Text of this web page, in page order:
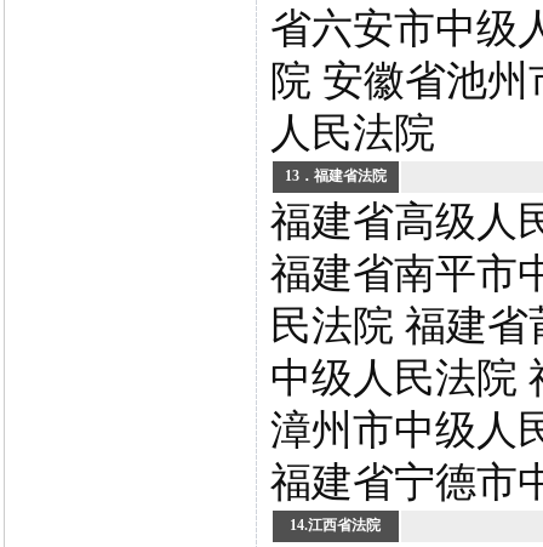
省六安市中级
院 安徽省池
人民法院
13．福建省法院
福建省高级人
福建省南平市
民法院 福建
中级人民法院
漳州市中级人
福建省宁德市
14.江西省法院